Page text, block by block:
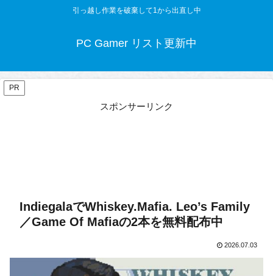
引っ越し作業を破棄して1から出直し中
PC Gamer リスト更新中
PR
スポンサーリンク
IndiegalaでWhiskey.Mafia. Leo’s Family
／Game Of Mafiaの2本を無料配布中
2026.07.03